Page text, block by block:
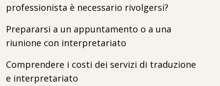
professionista è necessario rivolgersi?
Prepararsi a un appuntamento o a una
riunione con interpretariato
Comprendere i costi dei servizi di traduzione
e interpretariato